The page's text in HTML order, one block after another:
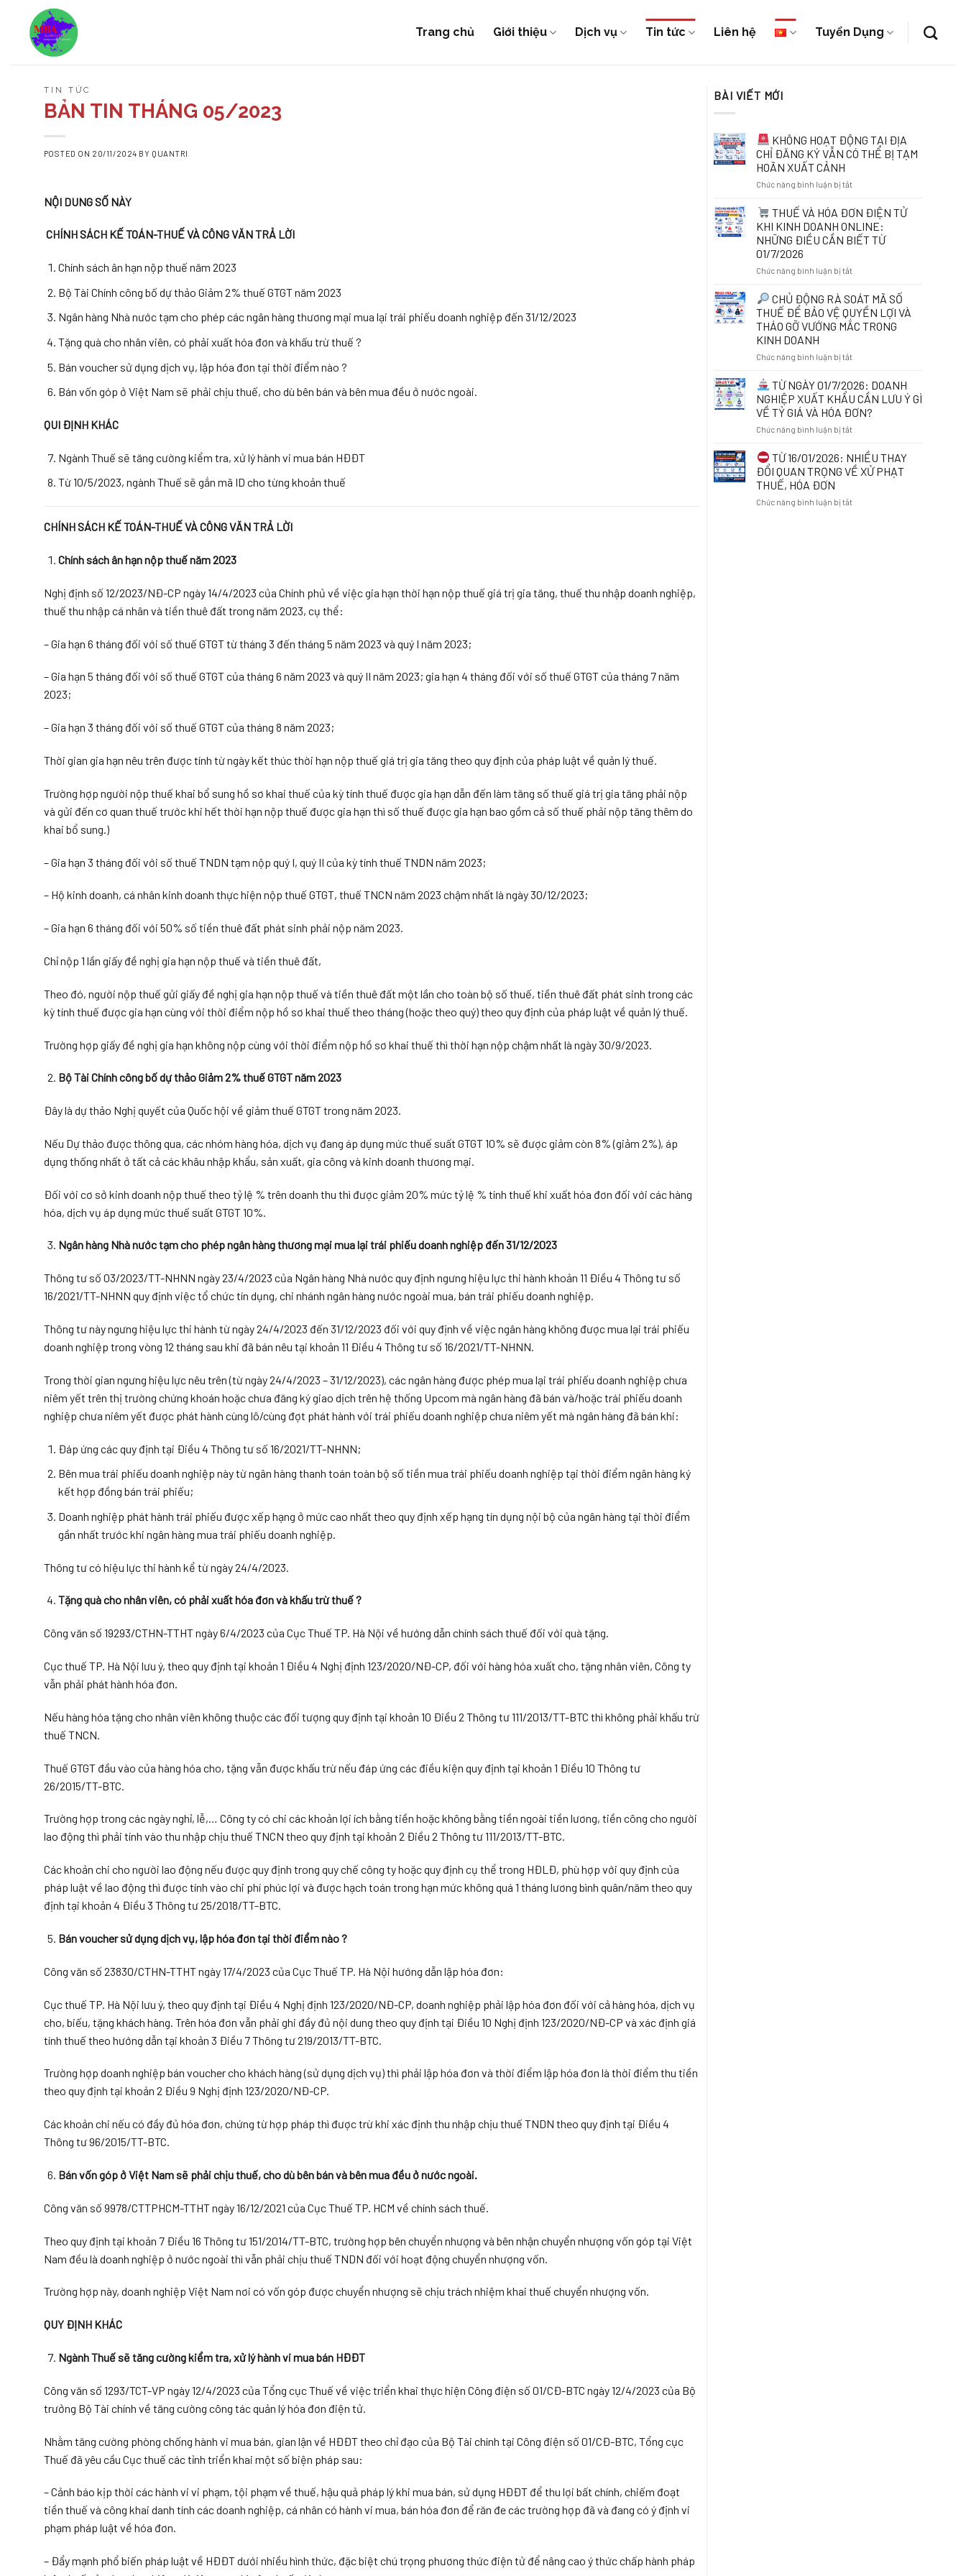
content
Trang chủ Giới thiệu Dịch vụ Tin tức Liên hệ Tuyển Dụng
TIN TỨC
BẢN TIN THÁNG 05/2023
POSTED ON 20/11/2024 BY QUANTRI
NỘI DUNG SỐ NÀY
CHÍNH SÁCH KẾ TOÁN-THUẾ VÀ CÔNG VĂN TRẢ LỜI
Chính sách ân hạn nộp thuế năm 2023
Bộ Tài Chính công bố dự thảo Giảm 2% thuế GTGT năm 2023
Ngân hàng Nhà nước tạm cho phép các ngân hàng thương mại mua lại trái phiếu doanh nghiệp đến 31/12/2023
Tặng quà cho nhân viên, có phải xuất hóa đơn và khấu trừ thuế ?
Bán voucher sử dụng dịch vụ, lập hóa đơn tại thời điểm nào ?
Bán vốn góp ở Việt Nam sẽ phải chịu thuế, cho dù bên bán và bên mua đều ở nước ngoài.
QUI ĐỊNH KHÁC
Ngành Thuế sẽ tăng cường kiểm tra, xử lý hành vi mua bán HĐĐT
Từ 10/5/2023, ngành Thuế sẽ gắn mã ID cho từng khoản thuế
CHÍNH SÁCH KẾ TOÁN-THUẾ VÀ CÔNG VĂN TRẢ LỜI
Chính sách ân hạn nộp thuế năm 2023
Nghị định số 12/2023/NĐ-CP ngày 14/4/2023 của Chính phủ về việc gia hạn thời hạn nộp thuế giá trị gia tăng, thuế thu nhập doanh nghiệp,
thuế thu nhập cá nhân và tiền thuê đất trong năm 2023, cụ thể:
– Gia hạn 6 tháng đối với số thuế GTGT từ tháng 3 đến tháng 5 năm 2023 và quý I năm 2023;
– Gia hạn 5 tháng đối với số thuế GTGT của tháng 6 năm 2023 và quý II năm 2023; gia hạn 4 tháng đối với số thuế GTGT của tháng 7 năm
2023;
– Gia hạn 3 tháng đối với số thuế GTGT của tháng 8 năm 2023;
Thời gian gia hạn nêu trên được tính từ ngày kết thúc thời hạn nộp thuế giá trị gia tăng theo quy định của pháp luật về quản lý thuế.
Trường hợp người nộp thuế khai bổ sung hồ sơ khai thuế của kỳ tính thuế được gia hạn dẫn đến làm tăng số thuế giá trị gia tăng phải nộp
và gửi đến cơ quan thuế trước khi hết thời hạn nộp thuế được gia hạn thì số thuế được gia hạn bao gồm cả số thuế phải nộp tăng thêm do
khai bổ sung.)
– Gia hạn 3 tháng đối với số thuế TNDN tạm nộp quý I, quý II của kỳ tính thuế TNDN năm 2023;
– Hộ kinh doanh, cá nhân kinh doanh thực hiện nộp thuế GTGT, thuế TNCN năm 2023 chậm nhất là ngày 30/12/2023;
– Gia hạn 6 tháng đối với 50% số tiền thuê đất phát sinh phải nộp năm 2023.
Chỉ nộp 1 lần giấy đề nghị gia hạn nộp thuế và tiền thuê đất,
Theo đó, người nộp thuế gửi giấy đề nghị gia hạn nộp thuế và tiền thuê đất một lần cho toàn bộ số thuế, tiền thuê đất phát sinh trong các
kỳ tính thuế được gia hạn cùng với thời điểm nộp hồ sơ khai thuế theo tháng (hoặc theo quý) theo quy định của pháp luật về quản lý thuế.
Trường hợp giấy đề nghị gia hạn không nộp cùng với thời điểm nộp hồ sơ khai thuế thì thời hạn nộp chậm nhất là ngày 30/9/2023.
Bộ Tài Chính công bố dự thảo Giảm 2% thuế GTGT năm 2023
Đây là dự thảo Nghị quyết của Quốc hội về giảm thuế GTGT trong năm 2023.
Nếu Dự thảo được thông qua, các nhóm hàng hóa, dịch vụ đang áp dụng mức thuế suất GTGT 10% sẽ được giảm còn 8% (giảm 2%), áp
dụng thống nhất ở tất cả các khâu nhập khẩu, sản xuất, gia công và kinh doanh thương mại.
Đối với cơ sở kinh doanh nộp thuế theo tỷ lệ % trên doanh thu thì được giảm 20% mức tỷ lệ % tính thuế khi xuất hóa đơn đối với các hàng
hóa, dịch vụ áp dụng mức thuế suất GTGT 10%.
Ngân hàng Nhà nước tạm cho phép ngân hàng thương mại mua lại trái phiếu doanh nghiệp đến 31/12/2023
Thông tư số 03/2023/TT-NHNN ngày 23/4/2023 của Ngân hàng Nhà nước quy định ngưng hiệu lực thi hành khoản 11 Điều 4 Thông tư số
16/2021/TT-NHNN quy định việc tổ chức tín dụng, chi nhánh ngân hàng nước ngoài mua, bán trái phiếu doanh nghiệp.
Thông tư này ngưng hiệu lực thi hành từ ngày 24/4/2023 đến 31/12/2023 đối với quy định về việc ngân hàng không được mua lại trái phiếu
doanh nghiệp trong vòng 12 tháng sau khi đã bán nêu tại khoản 11 Điều 4 Thông tư số 16/2021/TT-NHNN.
Trong thời gian ngưng hiệu lực nêu trên (từ ngày 24/4/2023 – 31/12/2023), các ngân hàng được phép mua lại trái phiếu doanh nghiệp chưa
niêm yết trên thị trường chứng khoán hoặc chưa đăng ký giao dịch trên hệ thống Upcom mà ngân hàng đã bán và/hoặc trái phiếu doanh
nghiệp chưa niêm yết được phát hành cùng lô/cùng đợt phát hành với trái phiếu doanh nghiệp chưa niêm yết mà ngân hàng đã bán khi:
Đáp ứng các quy định tại Điều 4 Thông tư số 16/2021/TT-NHNN;
Bên mua trái phiếu doanh nghiệp này từ ngân hàng thanh toán toàn bộ số tiền mua trái phiếu doanh nghiệp tại thời điểm ngân hàng ký
kết hợp đồng bán trái phiếu;
Doanh nghiệp phát hành trái phiếu được xếp hạng ở mức cao nhất theo quy định xếp hạng tín dụng nội bộ của ngân hàng tại thời điểm
gần nhất trước khi ngân hàng mua trái phiếu doanh nghiệp.
Thông tư có hiệu lực thi hành kể từ ngày 24/4/2023.
Tặng quà cho nhân viên, có phải xuất hóa đơn và khấu trừ thuế ?
Công văn số 19293/CTHN-TTHT ngày 6/4/2023 của Cục Thuế TP. Hà Nội về hướng dẫn chính sách thuế đối với quà tặng.
Cục thuế TP. Hà Nội lưu ý, theo quy định tại khoản 1 Điều 4 Nghị định 123/2020/NĐ-CP, đối với hàng hóa xuất cho, tặng nhân viên, Công ty
vẫn phải phát hành hóa đơn.
Nếu hàng hóa tặng cho nhân viên không thuộc các đối tượng quy định tại khoản 10 Điều 2 Thông tư 111/2013/TT-BTC thì không phải khấu trừ
thuế TNCN.
Thuế GTGT đầu vào của hàng hóa cho, tặng vẫn được khấu trừ nếu đáp ứng các điều kiện quy định tại khoản 1 Điều 10 Thông tư
26/2015/TT-BTC.
Trường hợp trong các ngày nghỉ, lễ,… Công ty có chi các khoản lợi ích bằng tiền hoặc không bằng tiền ngoài tiền lương, tiền công cho người
lao động thì phải tính vào thu nhập chịu thuế TNCN theo quy định tại khoản 2 Điều 2 Thông tư 111/2013/TT-BTC.
Các khoản chi cho người lao động nếu được quy định trong quy chế công ty hoặc quy định cụ thể trong HĐLĐ, phù hợp với quy định của
pháp luật về lao động thì được tính vào chi phí phúc lợi và được hạch toán trong hạn mức không quá 1 tháng lương bình quân/năm theo quy
định tại khoản 4 Điều 3 Thông tư 25/2018/TT-BTC.
Bán voucher sử dụng dịch vụ, lập hóa đơn tại thời điểm nào ?
Công văn số 23830/CTHN-TTHT ngày 17/4/2023 của Cục Thuế TP. Hà Nội hướng dẫn lập hóa đơn:
Cục thuế TP. Hà Nội lưu ý, theo quy định tại Điều 4 Nghị định 123/2020/NĐ-CP, doanh nghiệp phải lập hóa đơn đối với cả hàng hóa, dịch vụ
cho, biếu, tặng khách hàng. Trên hóa đơn vẫn phải ghi đầy đủ nội dung theo quy định tại Điều 10 Nghị định 123/2020/NĐ-CP và xác định giá
tính thuế theo hướng dẫn tại khoản 3 Điều 7 Thông tư 219/2013/TT-BTC.
Trường hợp doanh nghiệp bán voucher cho khách hàng (sử dụng dịch vụ) thì phải lập hóa đơn và thời điểm lập hóa đơn là thời điểm thu tiền
theo quy định tại khoản 2 Điều 9 Nghị định 123/2020/NĐ-CP.
Các khoản chi nếu có đầy đủ hóa đơn, chứng từ hợp pháp thì được trừ khi xác định thu nhập chịu thuế TNDN theo quy định tại Điều 4
Thông tư 96/2015/TT-BTC.
Bán vốn góp ở Việt Nam sẽ phải chịu thuế, cho dù bên bán và bên mua đều ở nước ngoài.
Công văn số 9978/CTTPHCM-TTHT ngày 16/12/2021 của Cục Thuế TP. HCM về chính sách thuế.
Theo quy định tại khoản 7 Điều 16 Thông tư 151/2014/TT-BTC, trường hợp bên chuyển nhượng và bên nhận chuyển nhượng vốn góp tại Việt
Nam đều là doanh nghiệp ở nước ngoài thì vẫn phải chịu thuế TNDN đối với hoạt động chuyển nhượng vốn.
Trường hợp này, doanh nghiệp Việt Nam nơi có vốn góp được chuyển nhượng sẽ chịu trách nhiệm khai thuế chuyển nhượng vốn.
QUY ĐỊNH KHÁC
Ngành Thuế sẽ tăng cường kiểm tra, xử lý hành vi mua bán HĐĐT
Công văn số 1293/TCT-VP ngày 12/4/2023 của Tổng cục Thuế về việc triển khai thực hiện Công điện số 01/CĐ-BTC ngày 12/4/2023 của Bộ
trưởng Bộ Tài chính về tăng cường công tác quản lý hóa đơn điện tử.
Nhằm tăng cường phòng chống hành vi mua bán, gian lận về HĐĐT theo chỉ đạo của Bộ Tài chính tại Công điện số 01/CĐ-BTC, Tổng cục
Thuế đã yêu cầu Cục thuế các tỉnh triển khai một số biện pháp sau:
– Cảnh báo kịp thời các hành vi vi phạm, tội phạm về thuế, hậu quả pháp lý khi mua bán, sử dụng HĐĐT để thu lợi bất chính, chiếm đoạt
tiền thuế và công khai danh tính các doanh nghiệp, cá nhân có hành vi mua, bán hóa đơn để răn đe các trường hợp đã và đang có ý định vi
phạm pháp luật về hóa đơn.
– Đẩy mạnh phổ biến pháp luật về HĐĐT dưới nhiều hình thức, đặc biệt chú trọng phương thức điện tử để nâng cao ý thức chấp hành pháp
BÀI VIẾT MỚI
KHÔNG HOẠT ĐỘNG TẠI ĐỊA
CHỈ ĐĂNG KÝ VẪN CÓ THỂ BỊ TẠM
HOÃN XUẤT CẢNH
Chức năng bình luận bị tắtở
KHÔNG
HOẠT
ĐỘNG
TẠI
CHỈ
KÝ
VẪN
CÓ
THỂ
TẠM
CẢNH
THUẾ VÀ HÓA ĐƠN ĐIỆN TỬ
KHI KINH DOANH ONLINE:
NHỮNG ĐIỀU CẦN BIẾT TỪ
01/7/2026
Chức năng bình luận bị tắtở
THUẾ
VÀ
HÓA
ĐƠN
TỬ
DOANH
ONLINE:
NHỮNG
ĐIỀU
BIẾT
TỪ
01/7/2026
CHỦ ĐỘNG RÀ SOÁT MÃ SỐ
THUẾ ĐỂ BẢO VỆ QUYỀN LỢI VÀ
THÁO GỠ VƯỚNG MẮC TRONG
KINH DOANH
Chức năng bình luận bị tắtở
CHỦ
ĐỘNG
RÀ
SOÁT
MÃ
THUẾ
ĐỂ
BẢO
QUYỀN
TỪ NGÀY 01/7/2026: DOANH
NGHIỆP XUẤT KHẨU CẦN LƯU Ý GÌ
VỀ TỶ GIÁ VÀ HÓA ĐƠN?
Chức năng bình luận bị tắtở
TỪ
NGÀY
01/7/2026:
NGHIỆP
TỪ 16/01/2026: NHIỀU THAY
ĐỔI QUAN TRỌNG VỀ XỬ PHẠT
THUẾ, HÓA ĐƠN
Chức năng bình luận bị tắtở